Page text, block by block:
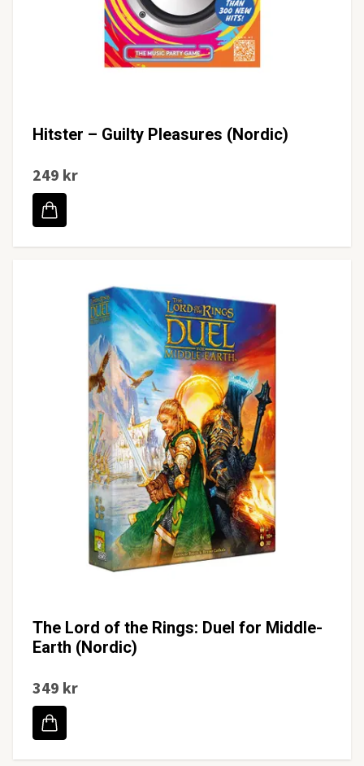
Hitster – Guilty Pleasures (Nordic)
249 kr
The Lord of the Rings: Duel for Middle-
Earth (Nordic)
349 kr